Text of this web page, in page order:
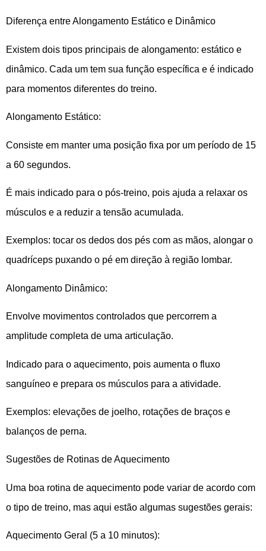
Diferença entre Alongamento Estático e Dinâmico
Existem dois tipos principais de alongamento: estático e
dinâmico. Cada um tem sua função específica e é indicado
para momentos diferentes do treino.
Alongamento Estático:
Consiste em manter uma posição fixa por um período de 15
a 60 segundos.
É mais indicado para o pós-treino, pois ajuda a relaxar os
músculos e a reduzir a tensão acumulada.
Exemplos: tocar os dedos dos pés com as mãos, alongar o
quadríceps puxando o pé em direção à região lombar.
Alongamento Dinâmico:
Envolve movimentos controlados que percorrem a
amplitude completa de uma articulação.
Indicado para o aquecimento, pois aumenta o fluxo
sanguíneo e prepara os músculos para a atividade.
Exemplos: elevações de joelho, rotações de braços e
balanços de perna.
Sugestões de Rotinas de Aquecimento
Uma boa rotina de aquecimento pode variar de acordo com
o tipo de treino, mas aqui estão algumas sugestões gerais:
Aquecimento Geral (5 a 10 minutos):